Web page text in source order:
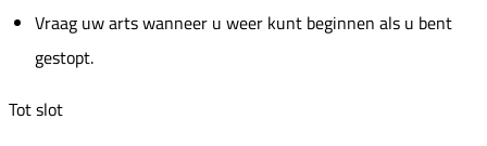
Vraag uw arts wanneer u weer kunt beginnen als u bent
gestopt.
Tot slot